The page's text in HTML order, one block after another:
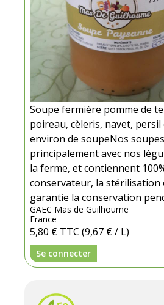
Soupe fermière pomme de
poireau, cèleris, navet, persil
environ de soupeNos
principalement avec nos
la ferme, et contiennent
conservateur, la stérilisation
garantie la conservation
GAEC Mas de Guilhoume
France
5,80 € TTC (9,67 € / L)
Se connecter